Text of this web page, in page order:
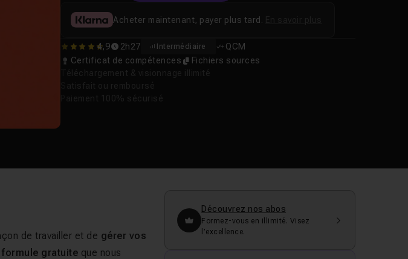
4.875 4,9 2h27 Intermédiaire
QCM
Certificat de compétences
Fichiers sources
Acheter maintenant, payer plus tard.
de travailler et de gérer vos
gratuite que nous
Découvrez nos abos
Formez-vous en illimité. Visez
l’excellence.